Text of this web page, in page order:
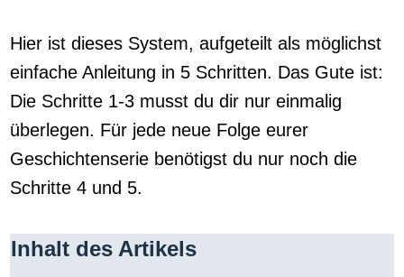
Hier ist dieses System, aufgeteilt als möglichst
einfache Anleitung in 5 Schritten. Das Gute ist:
Die Schritte 1-3 musst du dir nur einmalig
überlegen. Für jede neue Folge eurer
Geschichtenserie benötigst du nur noch die
Schritte 4 und 5.
Inhalt des Artikels